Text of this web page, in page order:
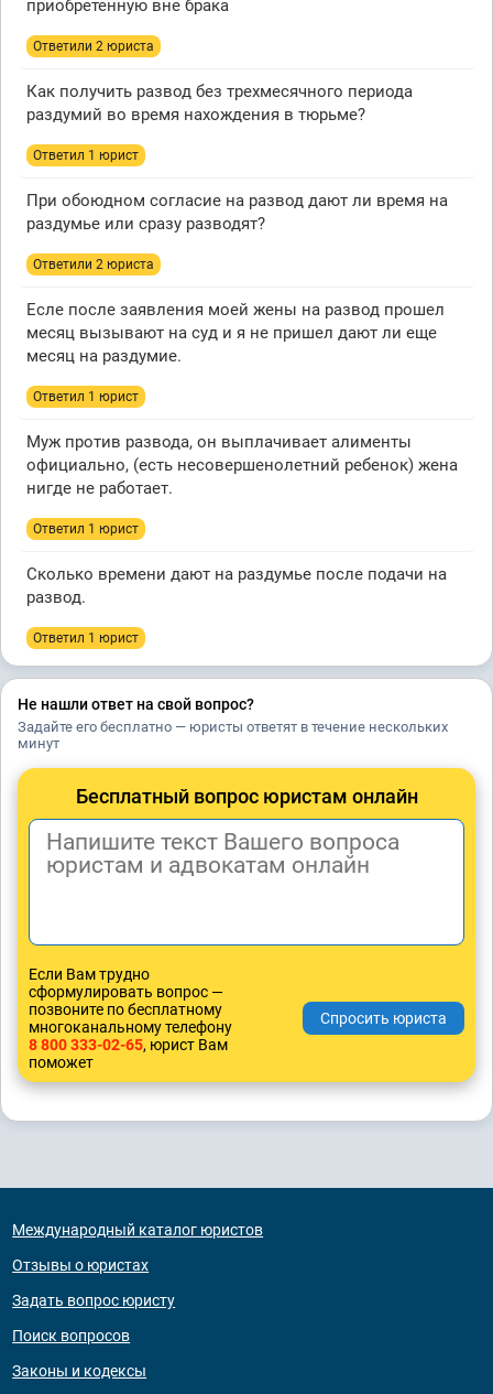
приобретенную вне брака
Ответили 2 юристa
Как получить развод без трехмесячного периода
раздумий во время нахождения в тюрьме?
Ответил 1 юрист
При обоюдном согласие на развод дают ли время на
раздумье или сразу разводят?
Ответили 2 юристa
Есле после заявления моей жены на развод прошел
месяц вызывают на суд и я не пришел дают ли еще
месяц на раздумие.
Ответил 1 юрист
Муж против развода, он выплачивает алименты
официально, (есть несовершенолетний ребенок) жена
нигде не работает.
Ответил 1 юрист
Сколько времени дают на раздумье после подачи на
развод.
Ответил 1 юрист
Не нашли ответ на свой вопрос?
Задайте его бесплатно — юристы ответят в течение нескольких
минут
Бесплатный вопрос юристам онлайн
Если Вам трудно
сформулировать вопрос —
позвоните по бесплатному
многоканальному телефону
8 800 333-02-65, юрист Вам
поможет
Международный каталог юристов
Отзывы о юристах
Задать вопрос юристу
Поиск вопросов
Законы и кодексы